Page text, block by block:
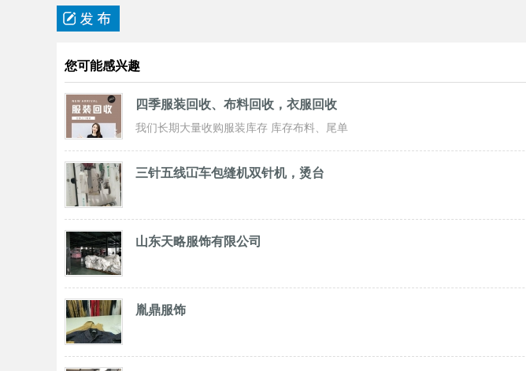
您可能感兴趣
四季服装回收、布料回收，衣服回收
我们长期大量收购服装库存 库存布料、尾单
服装，专业诚信共赢， 实力雄厚 ！ 长期面向
三针五线冚车包缝机双针机，烫台
山东天略服饰有限公司
胤鼎服饰